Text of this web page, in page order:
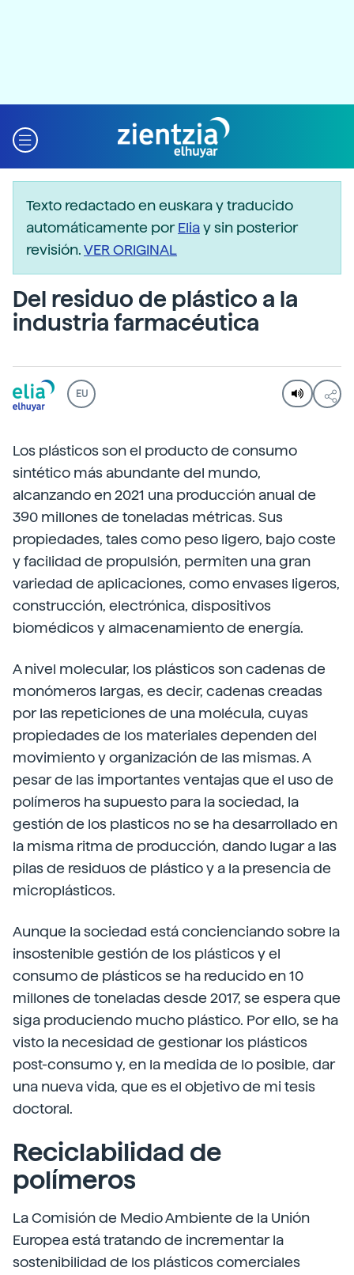
Texto redactado en euskara y traducido
automáticamente porEliay sin posterior
revisión.VER ORIGINAL
Del residuo de plástico a la
industria farmacéutica
EU
Los plásticos son el producto de consumo
sintético más abundante del mundo,
alcanzando en 2021 una producción anual de
390 millones de toneladas métricas. Sus
propiedades, tales como peso ligero, bajo coste
y facilidad de propulsión, permiten una gran
variedad de aplicaciones, como envases ligeros,
construcción, electrónica, dispositivos
biomédicos y almacenamiento de energía.
A nivel molecular, los plásticos son cadenas de
monómeros largas, es decir, cadenas creadas
por las repeticiones de una molécula, cuyas
propiedades de los materiales dependen del
movimiento y organización de las mismas. A
pesar de las importantes ventajas que el uso de
polímeros ha supuesto para la sociedad, la
gestión de los plas­ticos no se ha desarrollado en
la misma rit­ma de producción, dando lugar a las
pilas de residuos de plástico y a la presencia de
microplásticos.
Aunque la sociedad está concienciando sobre la
insostenible gestión de los plásticos y el
consumo de plásticos se ha reducido en 10
millones de toneladas desde 2017, se espera que
siga produciendo mucho plástico. Por ello, se ha
visto la necesidad de gestionar los plásticos
post-consumo y, en la medida de lo posible, dar
una nueva vida, que es el objetivo de mi tesis
doctoral.
Reciclabilidad de
polímeros
La Comisión de Medio Ambiente de la Unión
Europea está tratando de incrementar la
sostenibilidad de los plásticos comerciales